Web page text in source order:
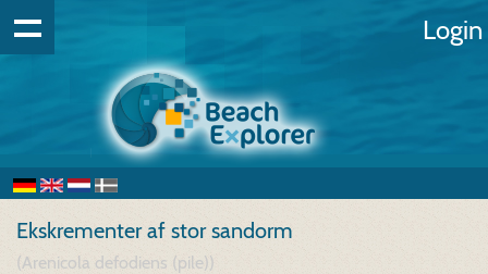
Login
Ekskrementer af stor sandorm
(Arenicola defodiens (pile))